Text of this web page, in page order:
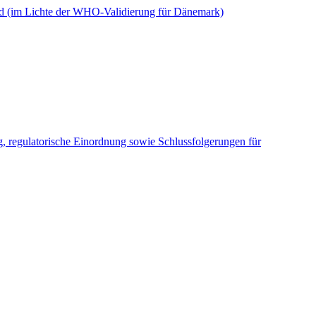
(im Lichte der WHO-Validierung für Dänemark)
regulatorische Einordnung sowie Schlussfolgerungen für